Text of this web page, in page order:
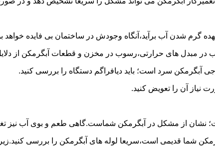
گرم شدن آب برآید،آنگاه وجودش در ساختمان بی فایده خواهد
در مبدل های حرارتی،رسوب در مخزن و قطعات آبگرمکن از
سرد است؛ باید دیافراگم دستگاه را بررسی کنید.
نیاز آن را تعویض کنید.
نشان از مشکل در آبگرمکن شماست.گاهی طعم و بوی آب نیز
قدیمی است،سریعا لوله های آبگرمکن را بررسی